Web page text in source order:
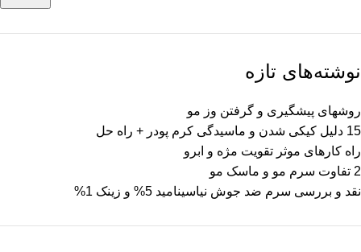
نوشته‌های تازه
روشهای پیشگیری و گرفتن وز مو
15 دلیل کیکی شدن و ماسیدگی کرم پودر + راه حل
راه کارهای موثر تقویت مژه و ابرو
2 تفاوت سرم مو و ماسک مو
نقد و بررسی سرم ضد جوش نیاسینامید 5% و زینک 1%